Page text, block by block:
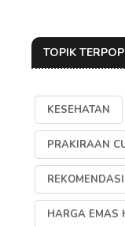
TOPIK
KESEHATAN
PRAKIRAAN
HARGA EMAS